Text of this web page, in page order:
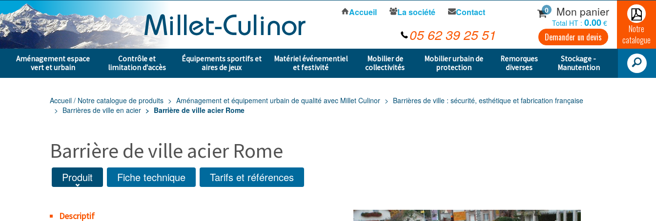
Aménagement espace
vert et urbain
Contrôle et
limitation d'accès
Équipements sportifs et
aires de jeux
Matériel événementiel
et festivité
Mobilier de
collectivités
Mobilier urbain de
protection
Remorques
diverses
Stockage -
Manutention
Accueil La société Contact
05 62 39 25 51
0 Mon panier
Total HT : 0.00 €
Demander un devis
Notre
catalogue
Accueil / Notre catalogue de produits Aménagement et équipement urbain de qualité avec Millet Culinor
Barrières de ville : sécurité, esthétique et fabrication française
Barrières de ville en acier
Barrière de ville acier Rome
Barrière de ville acier Rome
Produit Fiche technique Tarifs et références
Descriptif